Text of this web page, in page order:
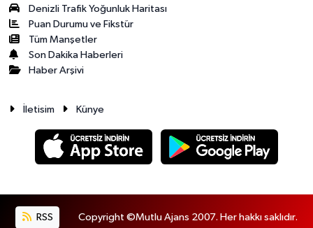
Denizli Trafik Yoğunluk Haritası
Puan Durumu ve Fikstür
Tüm Manşetler
Son Dakika Haberleri
Haber Arşivi
İletisim Künye
RSS Copyright ©Mutlu Ajans 2007. Her hakkı saklıdır.